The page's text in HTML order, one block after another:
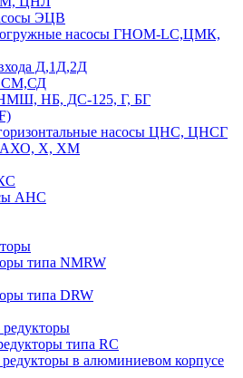
ЭЦВ
насосы ГНОМ-LC,ЦМК,
Д,1Д,2Д
СМ,СД
НБ, ДС-125, Г, БГ
насосы ЦНС, ЦНСГ
Х, ХМ
АНС
типа NMRW
типа DRW
типа RC
в алюминиевом корпусе